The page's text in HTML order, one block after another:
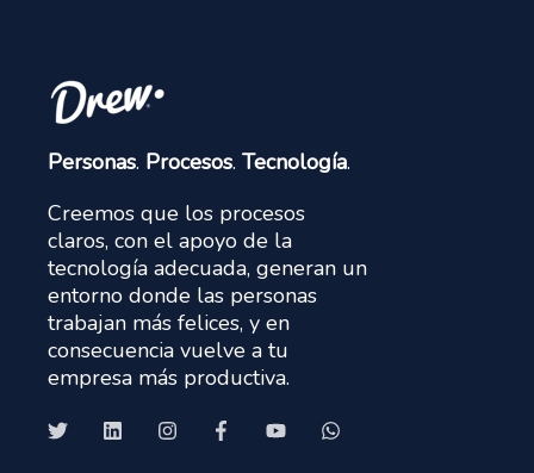
Personas. Procesos. Tecnología.
Creemos que los procesos
claros, con el apoyo de la
tecnología adecuada, generan un
entorno donde las personas
trabajan más felices, y en
consecuencia vuelve a tu
empresa más productiva.